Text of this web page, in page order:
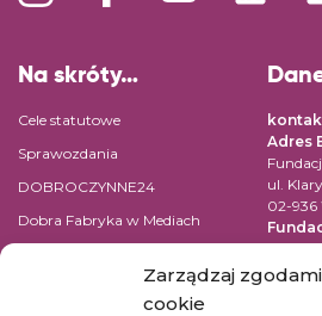
Zarządzaj
cookie
Na skróty…
Cele statutowe
Sprawozdania
DOBROCZYNNE24
Dobra Fabryka w Mediach
Polityka prywatności
Adres
ul.
02-936
ul.
04-694